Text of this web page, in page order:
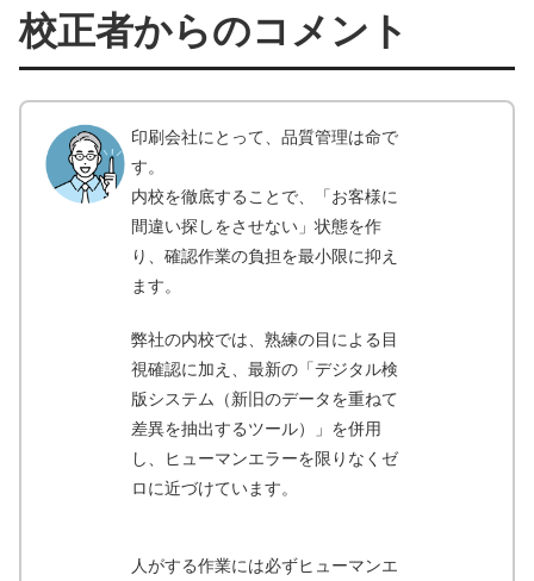
校正者からのコメント
印刷会社にとって、品質管理は命で
す。
内校を徹底することで、「お客様に
間違い探しをさせない」状態を作
り、確認作業の負担を最小限に抑え
ます。
弊社の内校では、熟練の目による目
視確認に加え、最新の「デジタル検
版システム（新旧のデータを重ねて
差異を抽出するツール）」を併用
し、ヒューマンエラーを限りなくゼ
ロに近づけています。
人がする作業には必ずヒューマンエ